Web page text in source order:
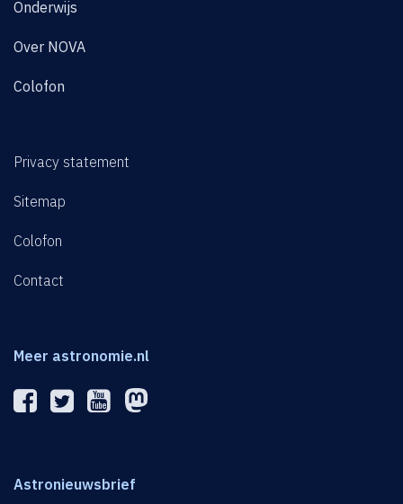
Onderwijs
Over NOVA
Colofon
Privacy statement
Sitemap
Colofon
Contact
Meer astronomie.nl
Astronieuwsbrief